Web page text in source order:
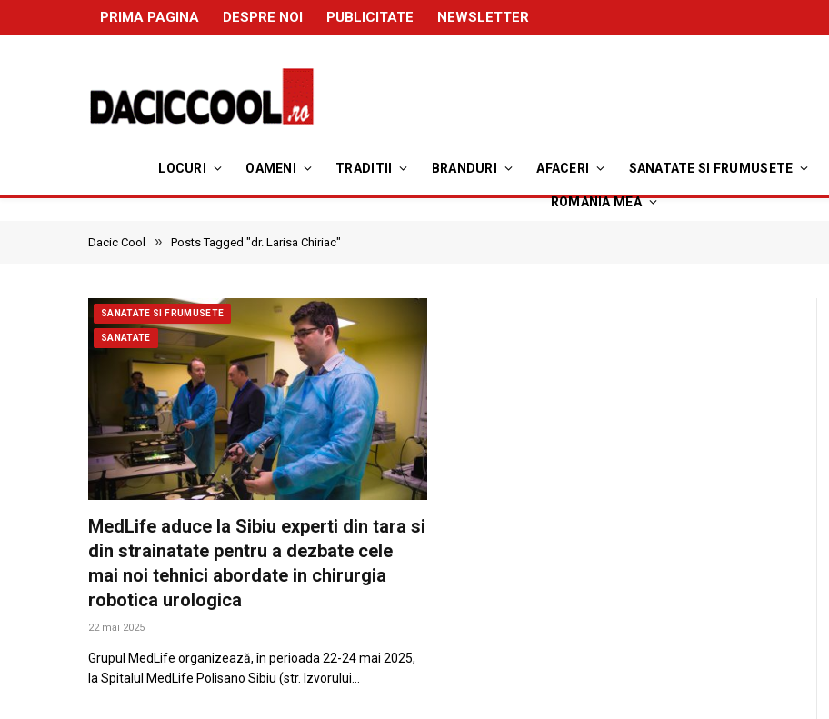
PRIMA PAGINA DESPRE NOI PUBLICITATE NEWSLETTER
LOCURI OAMENI TRADITII BRANDURI AFACERI SANATATE SI FRUMUSETE
ROMANIA MEA
Dacic Cool » Posts Tagged "dr. Larisa Chiriac"
SANATATE SI FRUMUSETE
SANATATE
MedLife aduce la Sibiu experti din tara si
din strainatate pentru a dezbate cele
mai noi tehnici abordate in chirurgia
robotica urologica
22 mai 2025
Grupul MedLife organizează, în perioada 22-24 mai 2025,
la Spitalul MedLife Polisano Sibiu (str. Izvorului…